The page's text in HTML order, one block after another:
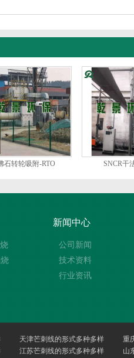
石转轮吸附-RTO SNCR干
新闻中心
公司新闻
技术资料
行业资讯
天津芒刺线的形式多种多样
重
江苏芒刺线的形式多种多样
山